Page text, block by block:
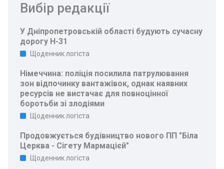
Вибір редакції
У Дніпропетровській області будують сучасну
дорогу Н-31
Щоденник логіста
Німеччина: поліція посилила патрулювання
зон відпочинку вантажівок, однак наявних
ресурсів не вистачає для повноцінної
боротьби зі злодіями
Щоденник логіста
Продовжується будівництво нового ПП "Біла
Церква - Сігету Мармацієй"
Щоденник логіста